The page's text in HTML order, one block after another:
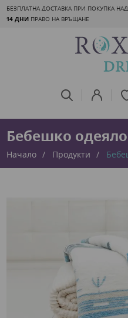
БЕЗПЛАТНА ДОСТАВКА ПРИ ПОКУПКА НАД
14 ДНИ ПРАВО НА ВРЪЩАНЕ
Бебешко
Начало Продукти